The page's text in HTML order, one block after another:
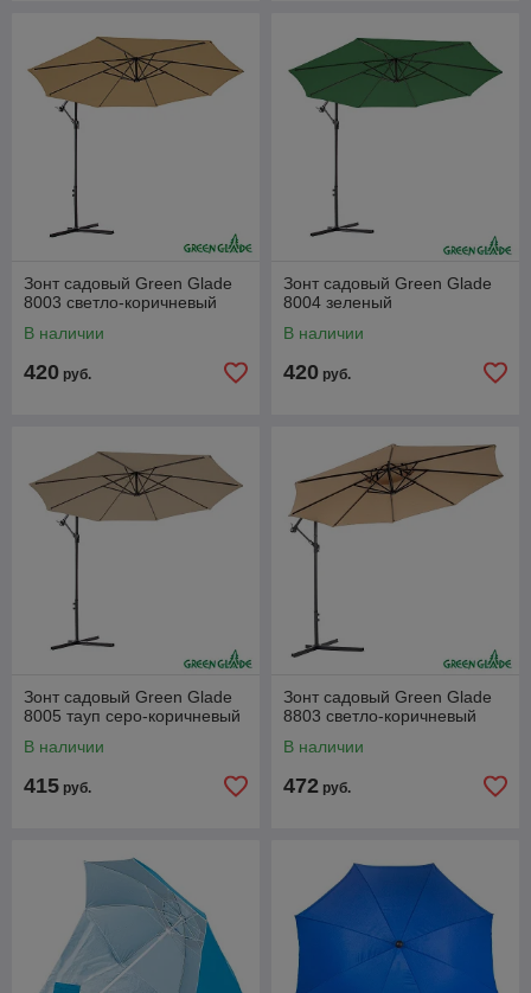
Зонт садовый Green Glade
8003 светло-коричневый
В наличии
420 руб.
Зонт садовый Green Glade
8004 зеленый
В наличии
420 руб.
Зонт садовый Green Glade
8005 тауп серо-коричневый
В наличии
415 руб.
Зонт садовый Green Glade
8803 светло-коричневый
В наличии
472 руб.